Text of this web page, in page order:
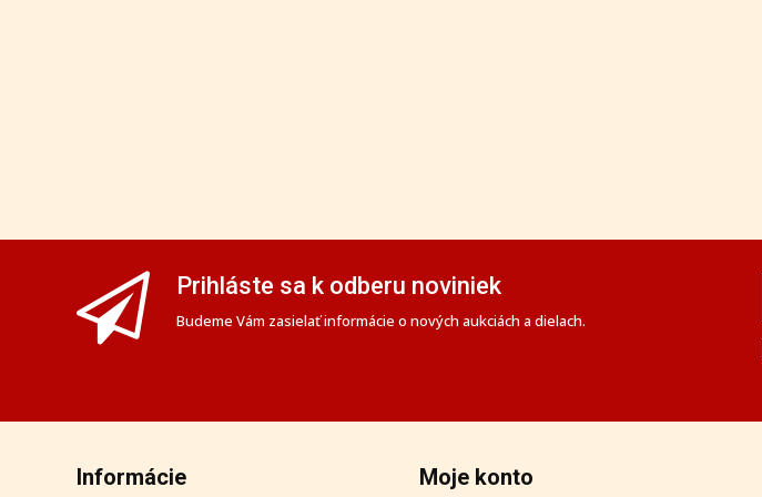
Prihláste sa k odberu noviniek
Budeme Vám zasielať informácie o nových aukciách a dielach.
Informácie Moje konto